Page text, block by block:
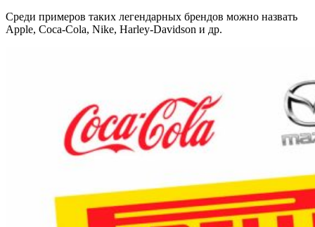
Среди примеров таких легендарных брендов можно назвать
Apple, Coca-Cola, Nike, Harley-Davidson и др.